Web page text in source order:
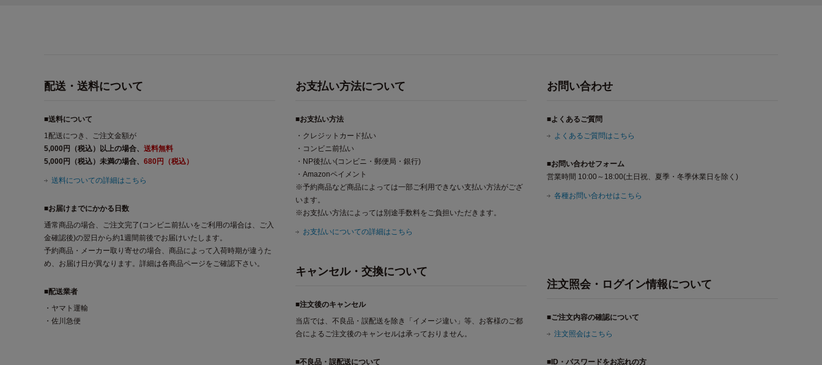
配送・送料について
■送料について
1配送につき、ご注文金額が
5,000円（税込）以上の場合、 送料無料
5,000円（税込）未満の場合、 680円（税込）
送料についての詳細はこちら
■お届けまでにかかる日数
通常商品の場合、ご注文完了(コンビニ前払いをご利用の場合は、ご入
金確認後)の翌日から約1週間前後でお届けいたします。
予約商品・メーカー取り寄せの場合、商品によって入荷時期が違うた
め、お届け日が異なります。詳細は各商品ページをご確認下さい。
■配送業者
・ヤマト運輸
・佐川急便
お支払い方法について
■お支払い方法
・クレジットカード払い
・コンビニ前払い
・NP後払い(コンビニ・郵便局・銀行)
・Amazonペイメント
※予約商品など商品によっては一部ご利用できない支払い方法がござ
います。
※お支払い方法によっては別途手数料をご負担いただきます。
お支払いについての詳細はこちら
キャンセル・交換について
■注文後のキャンセル
当店では、不良品・誤配送を除き「イメージ違い」等、お客様のご都
合によるご注文後のキャンセルは承っておりません。
■不良品・誤配送について
お問い合わせ
■よくあるご質問
よくあるご質問はこちら
■お問い合わせフォーム
営業時間 10:00～18:00(土日祝、夏季・冬季休業日を除く)
各種お問い合わせはこちら
注文照会・ログイン情報について
■ご注文内容の確認について
注文照会はこちら
■ID・パスワードをお忘れの方